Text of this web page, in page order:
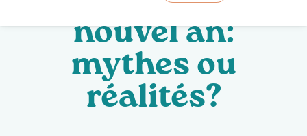
nouvel an:
mythes ou
réalités?